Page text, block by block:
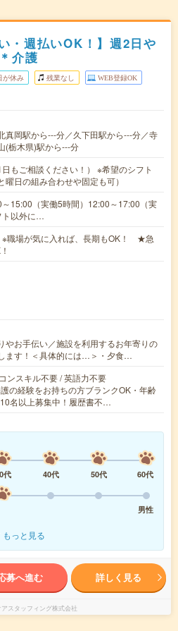
・週払いOK！】週2日や
介護
が休み 残業なし WEB登録OK
真岡駅から---分／久下田駅から---分／寺
(栃木県)駅から---分
もご相談ください！） ※希望のシフト
曜日の組み合わせや固定も可）
15:00（実働5時間）12:00～17:00（実
ト以外に…
職場が気に入れば、長期もOK！ ★急
やお手伝い／施設を利用するお年寄りの
ます！＜具体的には…＞・夕食…
ンスキル不要 / 英語力不要
の経験をお持ちの方ブランクOK・年齢
名以上募集中！履歴書不…
代 40代 50代
60代
男性
もっと見る
募へ進む 詳しく見る
アスタッフィング株式会社